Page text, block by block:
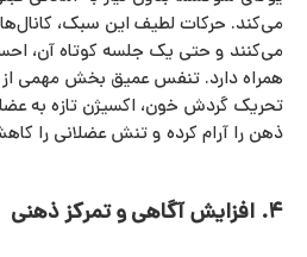
می‌کند. حرکات لطیف این سبک،
می‌کنند و حتی یک جلسه کوتاه آن،
همراه دارد. تنفس عمیق بخش مهمی
تحریک گردش خون، اکسیژن تازه به
ذهن را آرام کرده و تنش عضلانی را
۴. افزایش آگاهی و تمرکز ذهنی